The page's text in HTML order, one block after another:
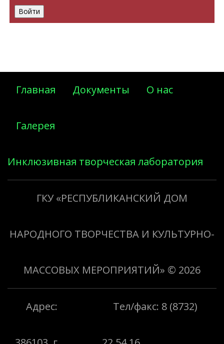
Главная Документы О нас
Галерея
Инклюзивная творческая лаборатория
«Творить добро»
ГКУ «РЕСПУБЛИКАНСКИЙ ДОМ
НАРОДНОГО ТВОРЧЕСТВА И КУЛЬТУРНО-
МАССОВЫХ МЕРОПРИЯТИЙ» © 2026
Адрес: Тел/факс: 8 (8732)